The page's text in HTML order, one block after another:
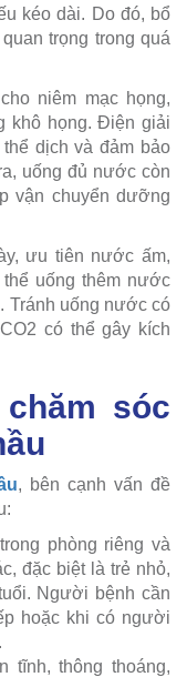
kéo dài. Do đó, bổ
trọng trong quá
niêm mạc họng,
khô họng. Điện giải
dịch và đảm bảo
uống đủ nước còn
vận chuyển dưỡng
ưu tiên nước ấm,
uống thêm nước
Tránh uống nước có
có thể gây kích
sóc
, bên cạnh vấn đề
phòng riêng và
đặc biệt là trẻ nhỏ,
Người bệnh cần
hoặc khi có người
tĩnh, thông thoáng,